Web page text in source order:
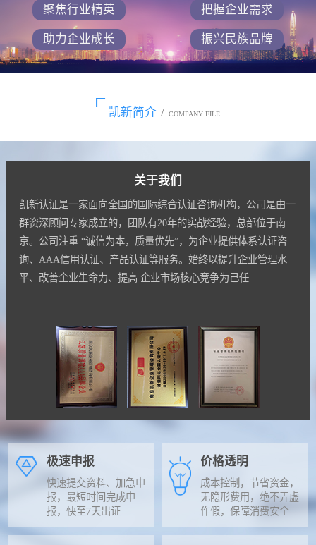
聚焦行业精英 把握企业需求
助力企业成长 振兴民族品牌
凯新简介 / COMPANY FILE
关于我们
凯新认证是一家面向全国的国际综合认证咨询机构，公司是由一
群资深顾问专家成立的，团队有20年的实战经验，总部位于南
京。公司注重 “诚信为本，质量优先”，为企业提供体系认证咨
询、AAA信用认证、产品认证等服务。始终以提升企业管理水
平、改善企业生命力、提高 企业市场核心竞争为己任......
极速申报
快速提交资料、加急申
报，最短时间完成申
报，快至7天出证
价格透明
成本控制，节省资金，
无隐形费用，绝不弄虚
作假，保障消费安全